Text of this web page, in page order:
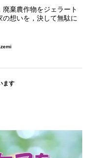
棄農作物をジェラート
想いを，決して無駄に
ます